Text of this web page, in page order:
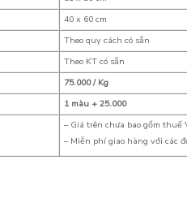
40 x 60 cm
Theo quy cách có sẵn
Theo KT có sẵn
75.000 / Kg
1 màu + 25.000
– Giá trên chưa bao gồm thuế
– Miễn phí giao hàng với các